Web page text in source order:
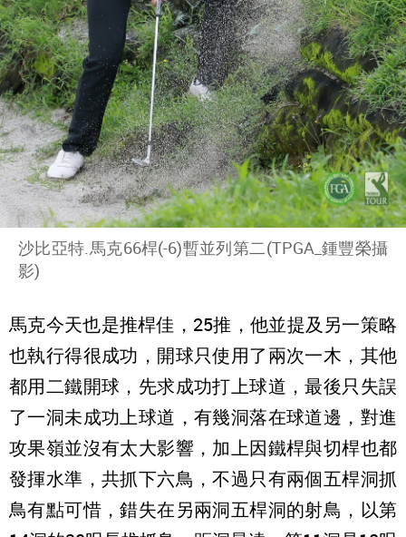
沙比亞特.馬克66桿(-6)暫並列第二(TPGA_鍾豐榮攝
影)
馬克今天也是推桿佳，25推，他並提及另一策略
也執行得很成功，開球只使用了兩次一木，其他
都用二鐵開球，先求成功打上球道，最後只失誤
了一洞未成功上球道，有幾洞落在球道邊，對進
攻果嶺並沒有太大影響，加上因鐵桿與切桿也都
發揮水準，共抓下六鳥，不過只有兩個五桿洞抓
鳥有點可惜，錯失在另兩洞五桿洞的射鳥，以第